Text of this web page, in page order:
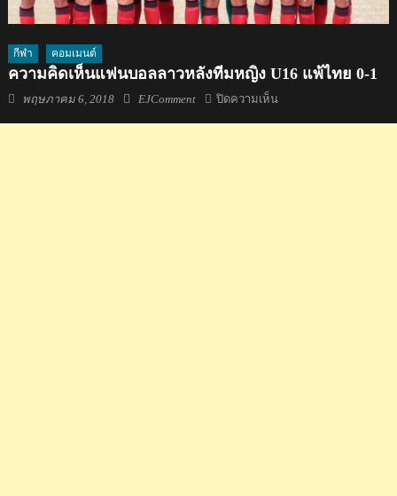
กีฬา คอมเมนต์
ความคิดเห็นแฟนบอลลาวหลังทีมหญิง U16 แพ้ไทย 0-1
Posted
พฤษภาคม 6, 2018 Author
EJComment ปิดความเห็นบน